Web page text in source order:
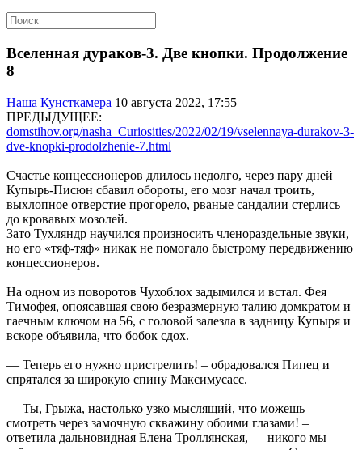
Вселенная дураков-3. Две кнопки. Продолжение
8
Наша Кунсткамера 10 августа 2022, 17:55
ПРЕДЫДУЩЕЕ:
domstihov.org/nasha_Curiosities/2022/02/19/vselennaya-durakov-3-
dve-knopki-prodolzhenie-7.html
Счастье концессионеров длилось недолго, через пару дней
Купырь-Писюн сбавил обороты, его мозг начал троить,
выхлопное отверстие прогорело, рваные сандалии стерлись
до кровавых мозолей.
Зато Тухляндр научился произносить членораздельные звуки,
но его «тяф-тяф» никак не помогало быстрому передвижению
концессионеров.
На одном из поворотов Чухоблох задымился и встал. Фея
Тимофея, опоясавшая свою безразмерную талию домкратом и
гаечным ключом на 56, с головой залезла в задницу Купыря и
вскоре объявила, что бобок сдох.
— Теперь его нужно пристрелить! – обрадовался Пипец и
спрятался за широкую спину Максимусасс.
— Ты, Грыжа, настолько узко мыслящий, что можешь
смотреть через замочную скважину обоими глазами! –
ответила дальновидная Елена Троллянская, — никого мы